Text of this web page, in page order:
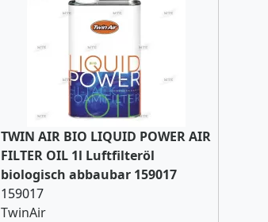
TWIN AIR BIO LIQUID POWER AIR
FILTER OIL 1l Luftfilteröl
biologisch abbaubar 159017
159017
TwinAir